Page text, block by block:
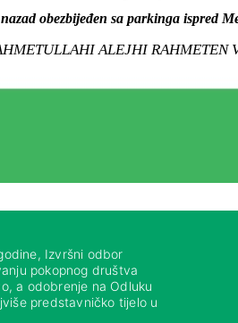
obezbijeđen sa parkinga ispred
ALEJHI RAHMETEN
Izvršni odbor
pokopnog društva
a odobrenje na Odluku
predstavničko tijelo u